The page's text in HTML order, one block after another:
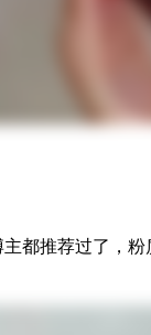
都推荐过了，